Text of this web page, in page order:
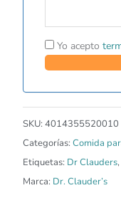
Yo acepto
SKU: 4014355520010
Categorías: Comida
Etiquetas: Dr Clauders,
Marca: Dr. Clauder’s